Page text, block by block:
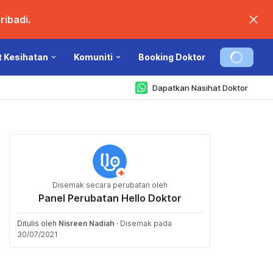
Kesihatan Komuniti Booking Doktor
Dapatkan Nasihat Doktor
Disemak secara perubatan oleh
Panel Perubatan Hello Doktor
Ditulis oleh Nisreen Nadiah · Disemak pada
30/07/2021